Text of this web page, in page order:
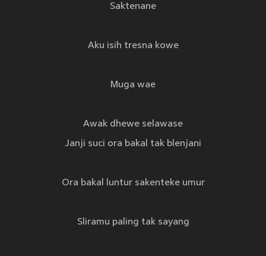
Saktenane
Aku isih tresna kowe
Muga wae
Awak dhewe selawase
Janji suci ora bakal tak blenjani
Ora bakal luntur sakenteke umur
Sliramu paling tak sayang